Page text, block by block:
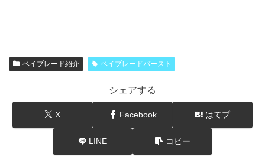
ベイブレード紹介 ベイブレードバースト
シェアする
X Facebook はてブ
LINE コピー